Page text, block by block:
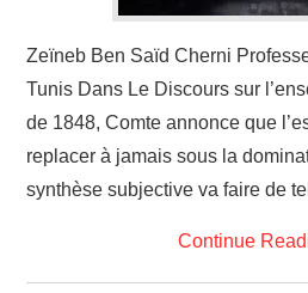
Zeïneb Ben Saïd Cherni
Tunis Dans Le Discours sur
de 1848, Comte annonce que
replacer à jamais sous la
synthèse subjective va faire de
Continue